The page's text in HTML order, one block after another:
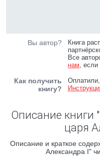
Вы автор?
Книга
Все
нам, если
Как получить
книгу?
Описание книги
царя
Описание и краткое
Александра I"